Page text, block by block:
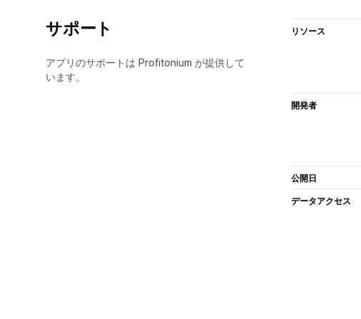
サポート
アプリのサポートは Profitonium が提供して
います。
リソース
開発者
公開日
データアクセス